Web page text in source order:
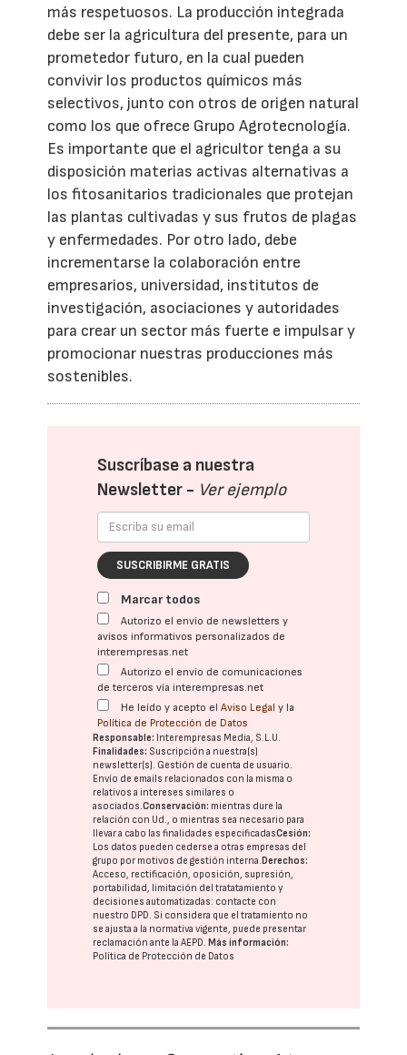
más respetuosos. La producción integrada
debe ser la agricultura del presente, para un
prometedor futuro, en la cual pueden
convivir los productos químicos más
selectivos, junto con otros de origen natural
como los que ofrece Grupo Agrotecnología.
Es importante que el agricultor tenga a su
disposición materias activas alternativas a
los fitosanitarios tradicionales que protejan
las plantas cultivadas y sus frutos de plagas
y enfermedades. Por otro lado, debe
incrementarse la colaboración entre
empresarios, universidad, institutos de
investigación, asociaciones y autoridades
para crear un sector más fuerte e impulsar y
promocionar nuestras producciones más
sostenibles.
Suscríbase a nuestra
Newsletter - Ver ejemplo
SUSCRIBIRME GRATIS
Marcar todos
Autorizo el envío de newsletters y
avisos informativos personalizados de
interempresas.net
Autorizo el envío de comunicaciones
de terceros vía interempresas.net
He leído y acepto elAviso Legal y la
Política de Protección de Datos
Responsable: Interempresas Media, S.L.U.
Finalidades: Suscripción a nuestra(s)
newsletter(s). Gestión de cuenta de usuario.
Envío de emails relacionados con la misma o
relativos a intereses similares o
asociados.Conservación: mientras dure la
relación con Ud., o mientras sea necesario para
llevar a cabo las finalidades especificadasCesión:
Los datos pueden cederse a otras empresas del
grupo por motivos de gestión interna.Derechos:
Acceso, rectificación, oposición, supresión,
portabilidad, limitación del tratatamiento y
decisiones automatizadas: contacte con
nuestro DPD. Si considera que el tratamiento no
se ajusta a la normativa vigente, puede presentar
reclamación ante laAEPD.Más información:
Política de Protección de Datos